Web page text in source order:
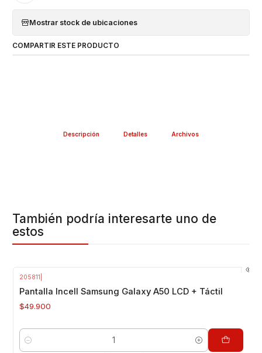
Mostrar stock de ubicaciones
COMPARTIR ESTE PRODUCTO
Descripción Detalles Archivos
También podría interesarte uno de
estos
205811
Pantalla Incell Samsung Galaxy A50 LCD + Táctil
$49.900
Cantidad